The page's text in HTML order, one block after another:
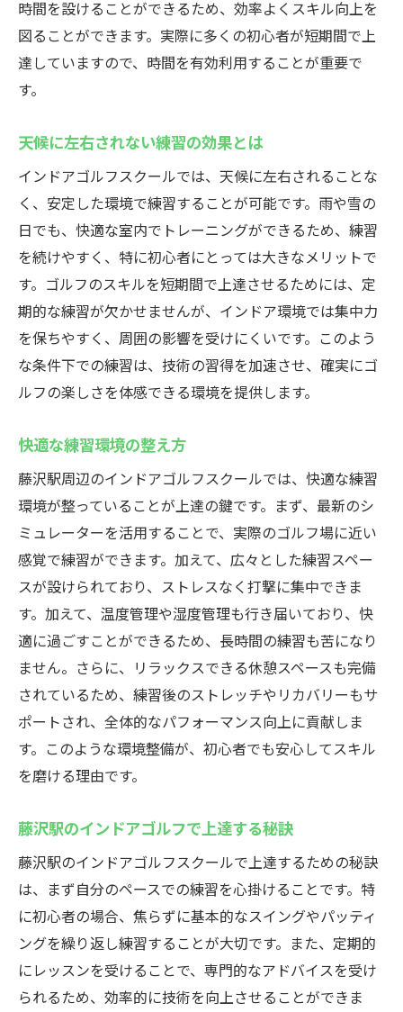
時間を設けることができるため、効率よくスキル向上を
図ることができます。実際に多くの初心者が短期間で上
達していますので、時間を有効利用することが重要で
す。
天候に左右されない練習の効果とは
インドアゴルフスクールでは、天候に左右されることな
く、安定した環境で練習することが可能です。雨や雪の
日でも、快適な室内でトレーニングができるため、練習
を続けやすく、特に初心者にとっては大きなメリットで
す。ゴルフのスキルを短期間で上達させるためには、定
期的な練習が欠かせませんが、インドア環境では集中力
を保ちやすく、周囲の影響を受けにくいです。このよう
な条件下での練習は、技術の習得を加速させ、確実にゴ
ルフの楽しさを体感できる環境を提供します。
快適な練習環境の整え方
藤沢駅周辺のインドアゴルフスクールでは、快適な練習
環境が整っていることが上達の鍵です。まず、最新のシ
ミュレーターを活用することで、実際のゴルフ場に近い
感覚で練習ができます。加えて、広々とした練習スペー
スが設けられており、ストレスなく打撃に集中できま
す。加えて、温度管理や湿度管理も行き届いており、快
適に過ごすことができるため、長時間の練習も苦になり
ません。さらに、リラックスできる休憩スペースも完備
されているため、練習後のストレッチやリカバリーもサ
ポートされ、全体的なパフォーマンス向上に貢献しま
す。このような環境整備が、初心者でも安心してスキル
を磨ける理由です。
藤沢駅のインドアゴルフで上達する秘訣
藤沢駅のインドアゴルフスクールで上達するための秘訣
は、まず自分のペースでの練習を心掛けることです。特
に初心者の場合、焦らずに基本的なスイングやパッティ
ングを繰り返し練習することが大切です。また、定期的
にレッスンを受けることで、専門的なアドバイスを受け
られるため、効率的に技術を向上させることができま